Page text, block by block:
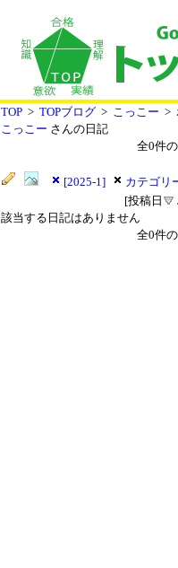
TOP > TOPブログ > こっこー >
こっこー さんの日記
全0件
[2025-1]
カテゴリ
[投稿日
該当する日記はありません
全0件